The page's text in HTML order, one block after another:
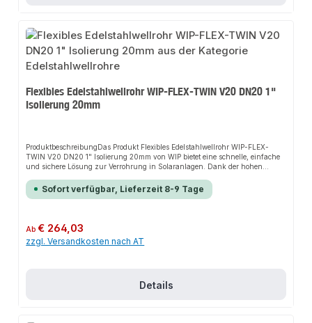
Flexibles Edelstahlwellrohr WIP-FLEX-TWIN V20 DN20 1"
Isolierung 20mm
ProduktbeschreibungDas Produkt Flexibles Edelstahlwellrohr WIP-FLEX-
TWIN V20 DN20 1" Isolierung 20mm von WIP bietet eine schnelle, einfache
und sichere Lösung zur Verrohrung in Solaranlagen. Dank der hohen
bauliche Gegebenheiten an. Das robuste Design und die einfache Montage
machen dieses Produkt zu einer zuverlässigen Wahl für jede
180°CKorrosionsbeständigkeit20mm Isolierung aus Vlies mit PE-
SchutzfolieAnwendungsbereicheVerrohrung in SolaranlagenInstallationen
auf Dächern und in AußenbereichenProduktdatenMaterial:
Sofort verfügbar, Lieferzeit 8-9 Tage
Regulärer Preis:
Ab€ 264,03
zzgl. Versandkosten nach AT
Details